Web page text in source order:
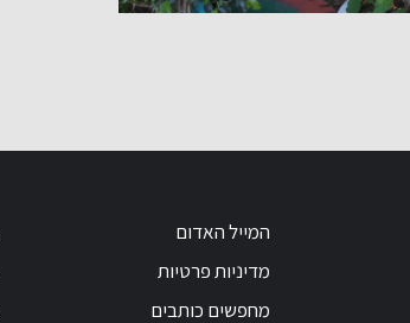
המייל האדום
מדיניות פרטיות
מחפשים כותבים